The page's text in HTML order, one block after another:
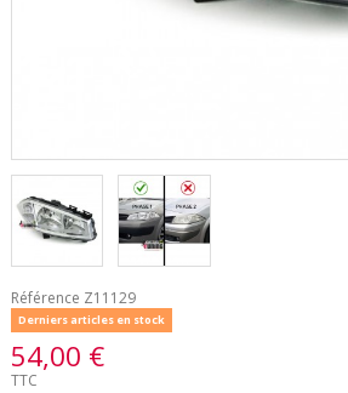
Référence Z11129
Derniers articles en stock
54,00 €
TTC